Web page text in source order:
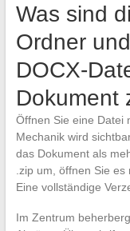
Was sind
Ordner
DOCX-
Dokument
Öffnen Sie eine Datei
Mechanik wird
das Dokument als
.zip um, öffnen Sie
Eine vollständige
Im Zentrum